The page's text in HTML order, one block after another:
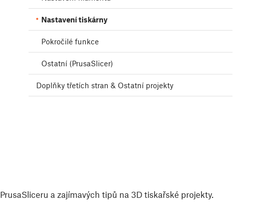
Nastavení tiskárny
Pokročilé funkce
Ostatní (PrusaSlicer)
Doplňky třetích stran & Ostatní projekty
a zajímavých tipů na 3D tiskařské projekty.